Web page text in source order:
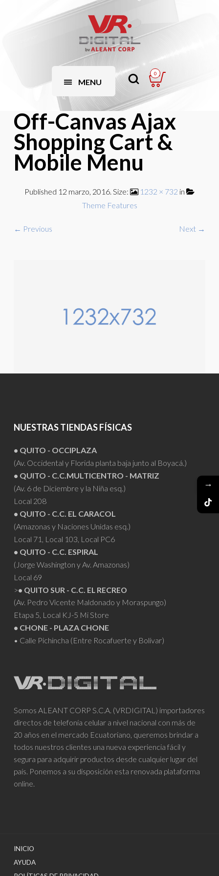
MENU
0
Off-Canvas Ajax
Shopping Cart &
Mobile Menu
Published 12 marzo, 2016. Size: 1232 × 732 in
Theme Features
← Previous Next →
NUESTRAS TIENDAS FÍSICAS
• QUITO - OCCIPLAZA
(Av. Occidental y Florida planta baja junto al Boyacá.)
• QUITO - C.C.MULTICENTRO - MATRIZ
(Av. 6 de Diciembre y la Niña esq.)
Local 208
• QUITO - C.C. EL CARACOL
(Amazonas y Naciones Unidas esq.)
Local 71, Local 103, Local PC6
• QUITO - C.C. ESPIRAL
(Jorge Washington y Av. Amazonas)
Local 69
>• QUITO SUR - C.C. EL RECREO
(Av. Pedro Vicente Maldonado y Moraspungo)
Etapa 5, Local KJ-5 Mi Store
• CHONE - PLAZA CHONE
• Calle Pichincha (Entre Rocafuerte y Bolívar)
Somos ALEANT CORP S.C.A. (VRDIGITAL) importadores
directos de telefonía celular a nivel nacional con más de
20 años en el mercado Ecuatoriano, queremos brindar a
todos nuestros clientes una nueva experiencia fácil y
segura para adquirir productos desde cualquier lugar del
país. Ponemos a su disposición esta renovada plataforma
online.
INICIO
AYUDA
→